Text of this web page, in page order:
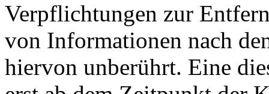
Verpflichtungen zur
von Informationen nach
hiervon unberührt. Eine